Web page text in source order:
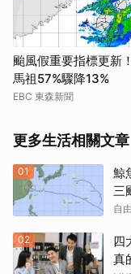
颱風假重要指標更新
馬祖57%驟降13%
EBC 東森新聞
更多生活相關文章
01
鯨
三
自
02
四
真